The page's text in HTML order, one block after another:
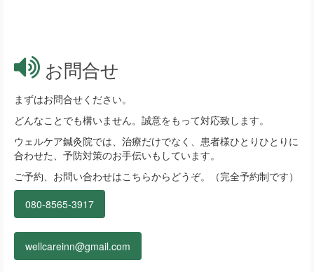
お問合せ
まずはお問合せください。
どんなことでも構いません。誠意をもって対応致します。
ウェルケア鍼灸院では、治療だけでなく、患者様ひとりひとりに
合わせた、予防対策のお手伝いもしています。
ご予約、お問い合わせはこちらからどうぞ。（完全予約制です）
080-8565-3917
wellcareinn@gmail.com